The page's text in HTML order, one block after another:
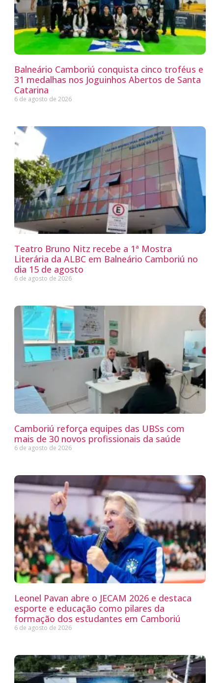
Balneário Camboriú conquista cinco troféus e
31 medalhas nos Joguinhos Abertos de Santa
Catarina
6 de agosto de 2026
Teatro Bruno Nitz recebe a 1ª Mostra
Literária da ALBC em Balneário Camboriú no
dia 15 de agosto
6 de agosto de 2026
Camboriú reforça equipes das UBSs com
mais de 30 novos profissionais da saúde
6 de agosto de 2026
Leonel Pavan abre o JECAM 2026 e destaca
esporte e educação como pilares da
formação dos estudantes em Camboriú
6 de agosto de 2026